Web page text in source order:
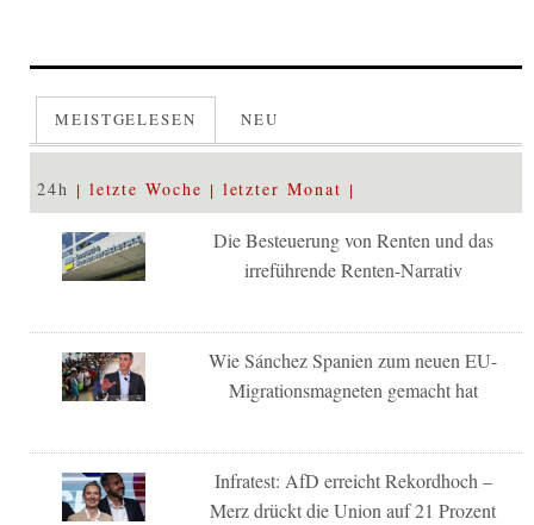
MEISTGELESEN NEU
24h letzte Woche letzter Monat
Die Besteuerung von Renten und das
irreführende Renten-Narrativ
Wie Sánchez Spanien zum neuen EU-
Migrationsmagneten gemacht hat
Infratest: AfD erreicht Rekordhoch –
Merz drückt die Union auf 21 Prozent